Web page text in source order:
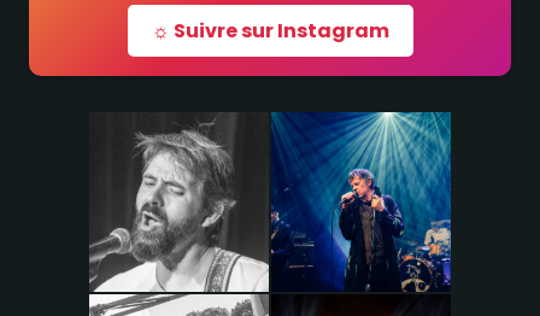
☼ Suivre sur Instagram